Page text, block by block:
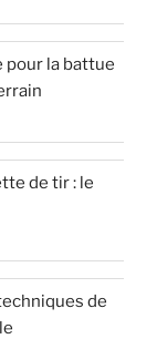
pour la battue
de tir : le
de